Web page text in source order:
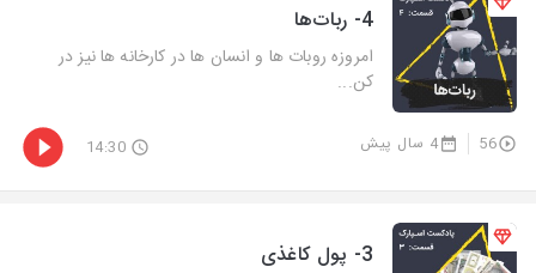
4- ربات‌ها
امروزه روبات ها و انسان ها در کارخانه ها نیز در
کن...
56 4 سال پیش 14:30
3- پول کاغذی